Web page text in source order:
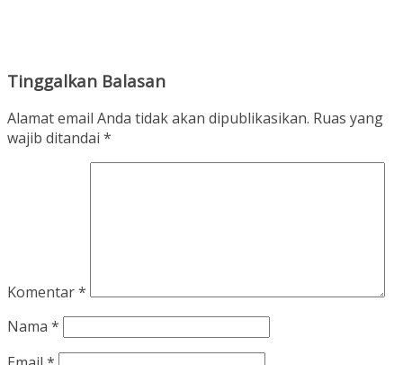
Tinggalkan Balasan
Alamat email Anda tidak akan dipublikasikan. Ruas yang
wajib ditandai *
Komentar*
Nama *